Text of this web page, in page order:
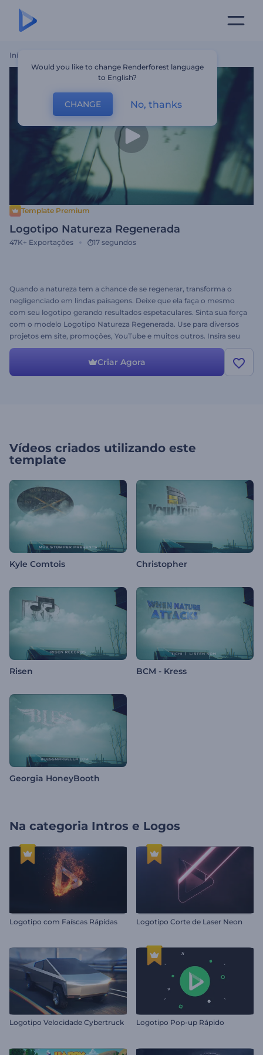
Início
Template Premium
Logotipo Natureza Regenerada
47K+ Exportações 17 segundos
Quando a natureza tem a chance de se regenerar, transforma o
negligenciado em lindas paisagens. Deixe que ela faça o mesmo
com seu logotipo gerando resultados espetaculares. Sinta sua força
com o modelo Logotipo Natureza Regenerada. Use para diversos
projetos em site, promoções, YouTube e muitos outros. Insira seu
logotipo e acompanhe a revolução da natureza. Experimente
Criar Agora
Vídeos criados utilizando este
template
Kyle Comtois Christopher
Risen BCM - Kress
Georgia HoneyBooth
Na categoria Intros e Logos
Logotipo com Faíscas Rápidas Logotipo Corte de Laser Neon
Logotipo Velocidade Cybertruck Logotipo Pop-up Rápido
Would you like to change Renderforest language
to English?
CHANGE No, thanks